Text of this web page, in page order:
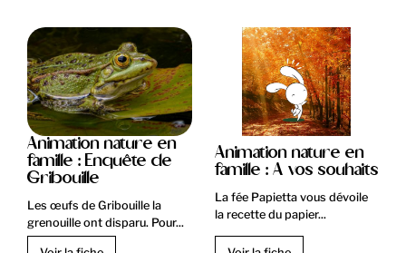
Animation nature en
famille : Enquête de
Gribouille
Les œufs de Gribouille la
grenouille ont disparu. Pour...
Animation nature en
famille : A vos souhaits
La fée Papietta vous dévoile
la recette du papier...